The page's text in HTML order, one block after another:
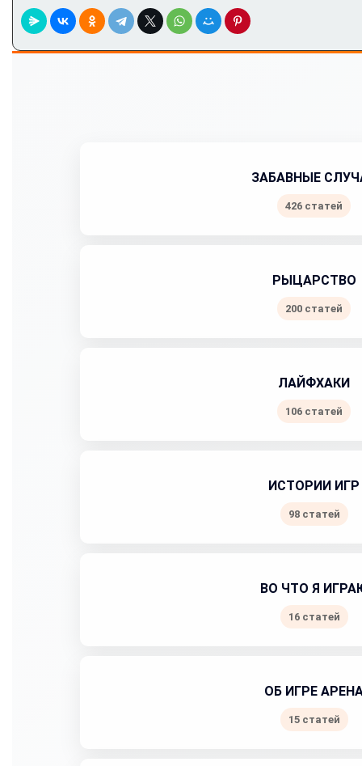
ЗАБАВНЫЕ
426 статей
РЫЦАРСТВО
200 статей
ЛАЙФХАКИ
106 статей
ИСТОРИИ ИГР
98 статей
ВО ЧТО Я
16 статей
ОБ ИГРЕ
15 статей